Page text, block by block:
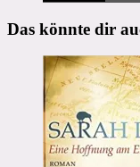
Das könnte dir